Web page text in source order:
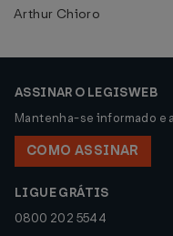
Arthur Chioro
ASSINAR O LEGISWEB
Mantenha-se informado e
COMO ASSINAR
LIGUE GRÁTIS
0800 202 5544